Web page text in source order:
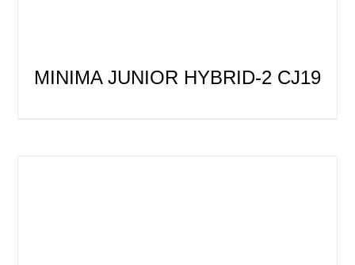
MINIMA JUNIOR HYBRID-2 CJ19